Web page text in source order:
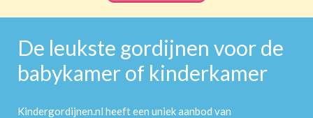
De leukste gordijnen voor de
babykamer of kinderkamer
Kindergordijnen.nl heeft een uniek aanbod van